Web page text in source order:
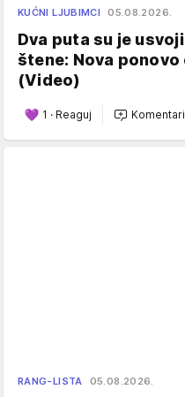
KUĆNI LJUBIMCI 05.08.2026.
Dva puta su je
štene: Nova
(Video)
1 · Reaguj
RANG-LISTA 05.08.2026.